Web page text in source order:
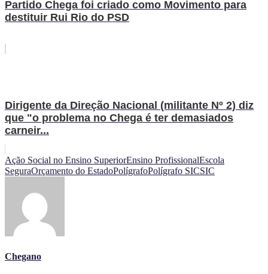
Partido Chega foi criado como Movimento para
destituir Rui Rio do PSD
Dirigente da Direção Nacional (militante Nº 2) diz
que "o problema no Chega é ter demasiados
carneir...
Ação Social no Ensino SuperiorEnsino ProfissionalEscola
SeguraOrçamento do EstadoPolígrafoPolígrafo SICSIC
Chegano